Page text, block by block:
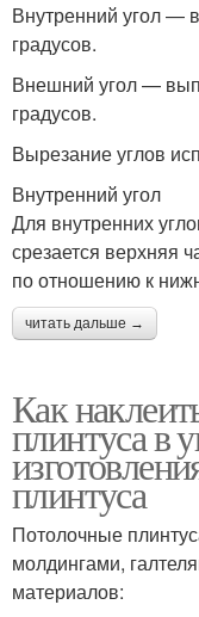
Внутренний угол —
градусов.
Внешний угол —
градусов.
Вырезание углов
Внутренний угол
Для внутренних
срезается верхняя
по отношению к
читать дальше →
Как
плинтуса в
плинтуса
Потолочные
молдингами,
материалов: